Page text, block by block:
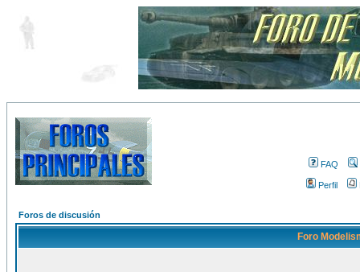
FAQ
Perfil
Foros de discusión
Foro